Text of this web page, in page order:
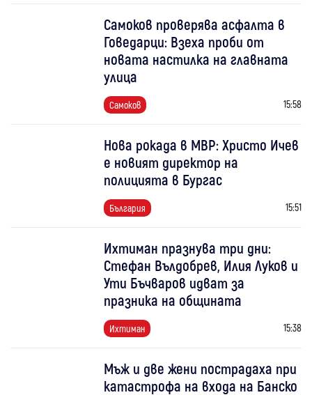
Самоков проверява асфалта в
Говедарци: Взеха проби от
новата настилка на главната
улица
Самоков 15:58
Нова рокада в МВР: Христо Ичев
е новият директор на
полицията в Бургас
България 15:51
Ихтиман празнува три дни:
Стефан Вълдобрев, Илия Луков и
Ути Бъчваров идват за
празника на общината
Ихтиман 15:38
Мъж и две жени пострадаха при
катастрофа на входа на Банско